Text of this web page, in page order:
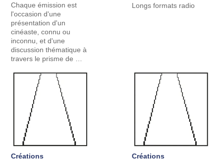
Chaque émission est
l'occasion d'une
présentation d'un
cinéaste, connu ou
inconnu, et d'une
discussion thématique à
travers le prisme de …
Longs formats radio
Créations
Créations